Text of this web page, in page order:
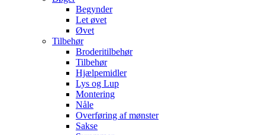
Begynder
Let øvet
Øvet
Tilbehør
Broderitilbehør
Tilbehør
Hjælpemidler
Lys og Lup
Montering
Nåle
Overføring af mønster
Sakse